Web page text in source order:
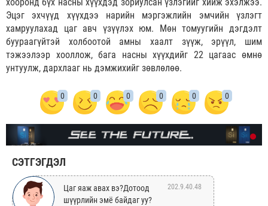
Эцэг эхчүүд хүүхдээ нарийн мэргэжлийн эмчийн үзлэгт
хамруулахад цаг авч үзүүлэх юм. Мөн томуугийн дэгдэлт
буураагүйтэй холбоотой амны хаалт зүүж, эрүүл, шим
тэжээлээр хооллож, бага насны хүүхдийг 22 цагаас өмнө
унтуулж, дархлааг нь дэмжихийг зөвлөлөө.
0 0 0 0 0 0
СЭТГЭГДЭЛ
202.9.40.48
Цаг яаж авах вэ?Дотоод
шүүрлийн эмё байдаг уу?